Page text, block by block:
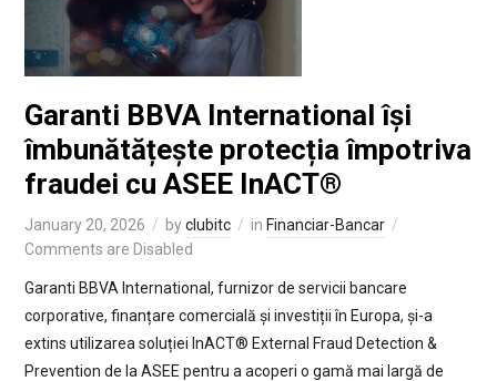
Garanti BBVA International își
îmbunătățește protecția împotriva
fraudei cu ASEE InACT®
January 20, 2026 byclubitc in Financiar-Bancar
Comments are Disabled
Garanti BBVA International, furnizor de servicii bancare
corporative, finanțare comercială și investiții în Europa, și-a
extins utilizarea soluției InACT® External Fraud Detection &
Prevention de la ASEE pentru a acoperi o gamă mai largă de